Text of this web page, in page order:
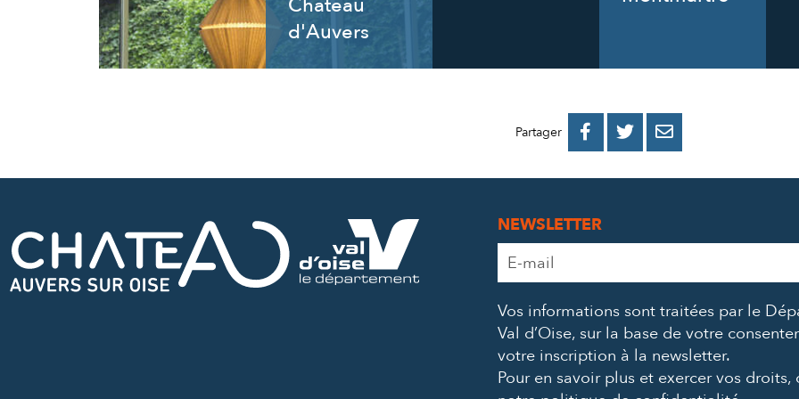
Château
d'Auvers
Partager 
PARTAGER
PARTAGER
PARTAGER
NEWSLETTER
Adresse
e-
*
Vos informations sont traitées par le
Val d’Oise, sur la base de votre
votre inscription à la newsletter.
Pour en savoir plus et exercer vos droits,